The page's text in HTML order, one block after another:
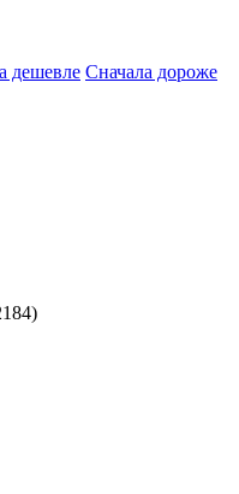
дешевле Сначала дороже
)